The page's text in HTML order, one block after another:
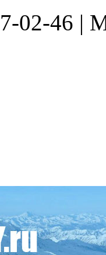
02-46 |